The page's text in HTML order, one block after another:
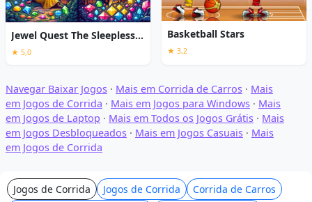
Jewel Quest The Sleepless Star
★ 5,0
Basketball Stars
★ 3,2
Navegar Baixar Jogos · Mais em Corrida de Carros · Mais
em Jogos de Corrida · Mais em Jogos para Windows · Mais
em Jogos de Laptop · Mais em Todos os Jogos Grátis · Mais
em Jogos Desbloqueados · Mais em Jogos Casuais · Mais
em Jogos de Corrida
Jogos de Corrida Jogos de Corrida
Corrida de Carros